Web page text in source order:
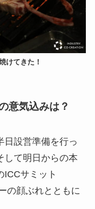
けてきた！
意気込みは？
日設営準備を行っ
して明日からの本
ICCサミット
の顔ぶれとともに